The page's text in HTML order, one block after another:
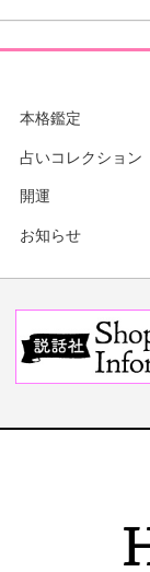
本格鑑定
占いコレクション
開運
お知らせ